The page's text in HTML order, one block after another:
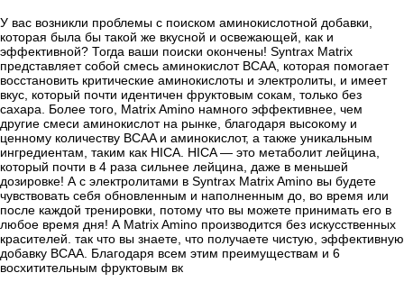
У вас возникли проблемы с поиском аминокислотной добавки,
которая была бы такой же вкусной и освежающей, как и
эффективной? Тогда ваши поиски окончены! Syntrax Matrix
представляет собой смесь аминокислот BCAA, которая помогает
восстановить критические аминокислоты и электролиты, и имеет
вкус, который почти идентичен фруктовым сокам, только без
сахара. Более того, Matrix Amino намного эффективнее, чем
другие смеси аминокислот на рынке, благодаря высокому и
ценному количеству BCAA и аминокислот, а также уникальным
ингредиентам, таким как HICA. HICA — это метаболит лейцина,
который почти в 4 раза сильнее лейцина, даже в меньшей
дозировке! А с электролитами в Syntrax Matrix Amino вы будете
чувствовать себя обновленным и наполненным до, во время или
после каждой тренировки, потому что вы можете принимать его в
любое время дня! А Matrix Amino производится без искусственных
красителей. так что вы знаете, что получаете чистую, эффективную
добавку BCAA. Благодаря всем этим преимуществам и 6
восхитительным фруктовым вк